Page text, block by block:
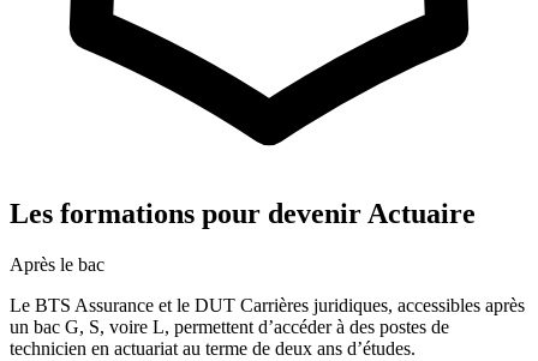
Les formations pour devenir Actuaire
Après le bac
Le BTS Assurance et le DUT Carrières juridiques, accessibles après
un bac G, S, voire L, permettent d’accéder à des postes de
technicien en actuariat au terme de deux ans d’études.